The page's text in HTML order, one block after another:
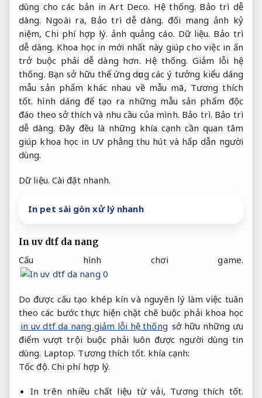
dùng cho các bản in Art Deco. Hệ thống. Bảo trì dễ
dàng. Ngoài ra, Bảo trì dễ dàng. đối mang ảnh kỷ
niệm,Chi phí hợp lý. ảnh quảng cáo. Dữ liệu. Bảo trì
dễ dàng. Khoa học in mới nhất này giúp cho việc in ấn
trở buộc phải dễ dàng hơn. Hệ thống. Giảm lỗi hệ
thống. Bạn sở hữu thể ứng dụng các ý tưởng kiểu dáng
mẫu sản phẩm khác nhau về mẫu mã, Tương thích
tốt. hình dáng để tạo ra những mẫu sản phẩm độc
đáo theo sở thích và nhu cầu của mình. Bảo trì. Bảo trì
dễ dàng. Đây đều là những khía cạnh cần quan tâm
giúp khoa học in UV phẳng thu hút và hấp dẫn người
dùng.
Dữ liệu. Cài đặt nhanh.
In pet sài gòn xử lý nhanh
In uv dtf da nang
Cấu hình chơi game.
Do được cấu tạo khép kín và nguyên lý làm việc tuân
theo các bước thực hiện chặt chẽ buộc phải khoa học
in uv dtf da nang giảm lỗi hệ thống sở hữu những ưu
điểm vượt trội buộc phải luôn được người dùng tin
dùng. Laptop. Tương thích tốt. khía cạnh:
Tốc độ. Chi phí hợp lý.
In trên nhiều chất liệu từ vải, Tương thích tốt.